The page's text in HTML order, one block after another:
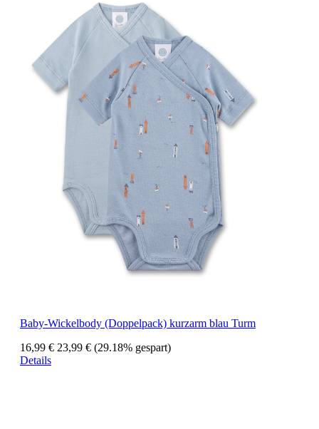
Baby-Wickelbody (Doppelpack) kurzarm blau Turm
16,99 € 23,99 € (29.18% gespart)
Details